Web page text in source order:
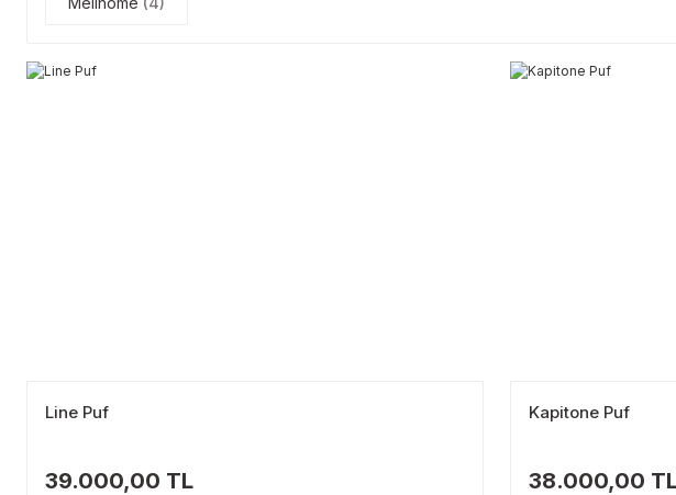
Line Puf
39.000,00 TL
Kapitone Puf
38.000,00